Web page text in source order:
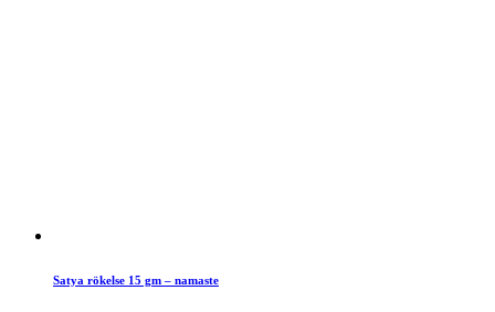
Satya rökelse 15 gm – namaste